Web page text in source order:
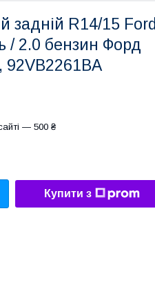
задній R14/15 Ford
/ 2.0 бензин Форд
92VB2261BA
— 500 ₴
Купити з